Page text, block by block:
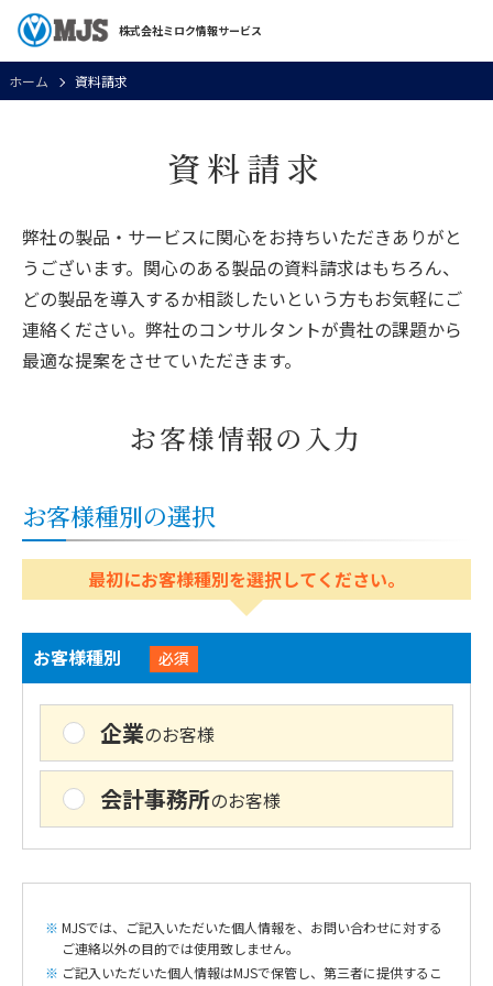
株式会社ミロク情報サービス
ホーム 資料請求
資料請求
弊社の製品・サービスに関心をお持ちいただきありがと
うございます。関心のある製品の資料請求はもちろん、
どの製品を導入するか相談したいという方もお気軽にご
連絡ください。弊社のコンサルタントが貴社の課題から
最適な提案をさせていただきます。
お客様情報の入力
お客様種別の選択
最初にお客様種別を選択してください。
お客様種別 必須
企業のお客様
会計事務所のお客様
MJSでは、ご記入いただいた個人情報を、お問い合わせに対する
ご連絡以外の目的では使用致しません。
ご記入いただいた個人情報はMJSで保管し、第三者に提供するこ